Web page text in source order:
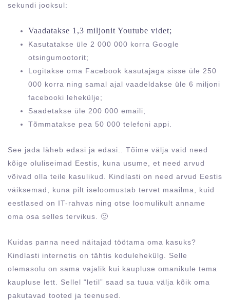
sekundi jooksul:
Vaadatakse 1,3 miljonit Youtube videt;
Kasutatakse üle 2 000 000 korra Google
otsingumootorit;
Logitakse oma Facebook kasutajaga sisse üle 250
000 korra ning samal ajal vaadeldakse üle 6 miljoni
facebooki lehekülje;
Saadetakse üle 200 000 emaili;
Tõmmatakse pea 50 000 telefoni appi.
See jada läheb edasi ja edasi.. Tõime välja vaid need
kõige oluliseimad Eestis, kuna usume, et need arvud
võivad olla teile kasulikud. Kindlasti on need arvud Eestis
väiksemad, kuna pilt iseloomustab tervet maailma, kuid
eestlased on IT-rahvas ning otse loomulikult anname
oma osa selles tervikus. 🙂
Kuidas panna need näitajad töötama oma kasuks?
Kindlasti internetis on tähtis kodulehekülg. Selle
olemasolu on sama vajalik kui kaupluse omanikule tema
kaupluse lett. Sellel “letil” saad sa tuua välja kõik oma
pakutavad tooted ja teenused.